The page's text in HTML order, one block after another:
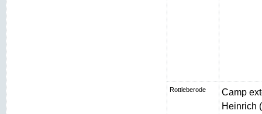
Rottleberode
Camp
Heinrich